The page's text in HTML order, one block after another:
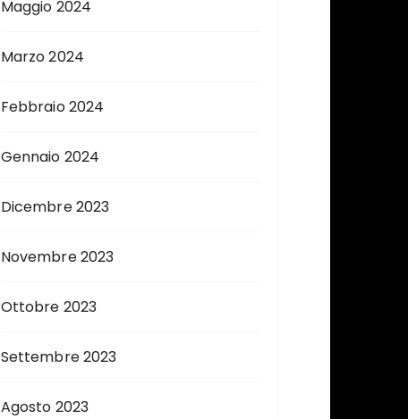
Maggio 2024
Marzo 2024
Febbraio 2024
Gennaio 2024
Dicembre 2023
Novembre 2023
Ottobre 2023
Settembre 2023
Agosto 2023